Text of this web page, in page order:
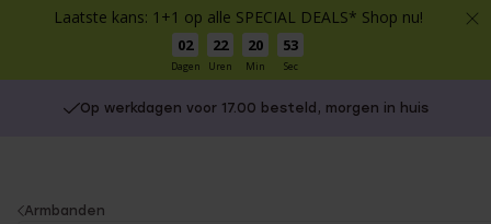
Laatste kans: 1+1 op alle SPECIAL DEALS* Shop nu!
02
Dagen
22
Uren
20
Min
53
Sec
Op werkdagen voor 17.00 besteld, morgen in huis
You
Armbanden